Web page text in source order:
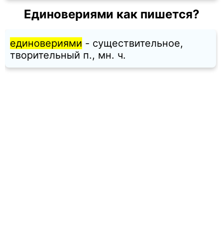
Единовериями как пишется?
единовериями - существительное,
творительный п., мн. ч.